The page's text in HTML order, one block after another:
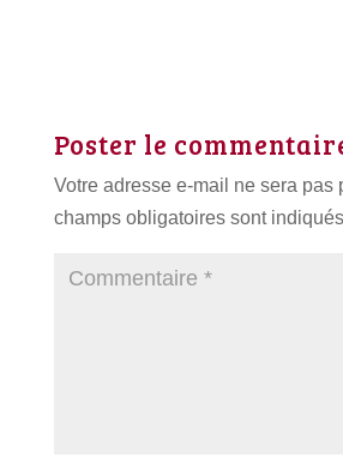
Poster le
Votre adresse e-mail ne sera pas
champs obligatoires sont